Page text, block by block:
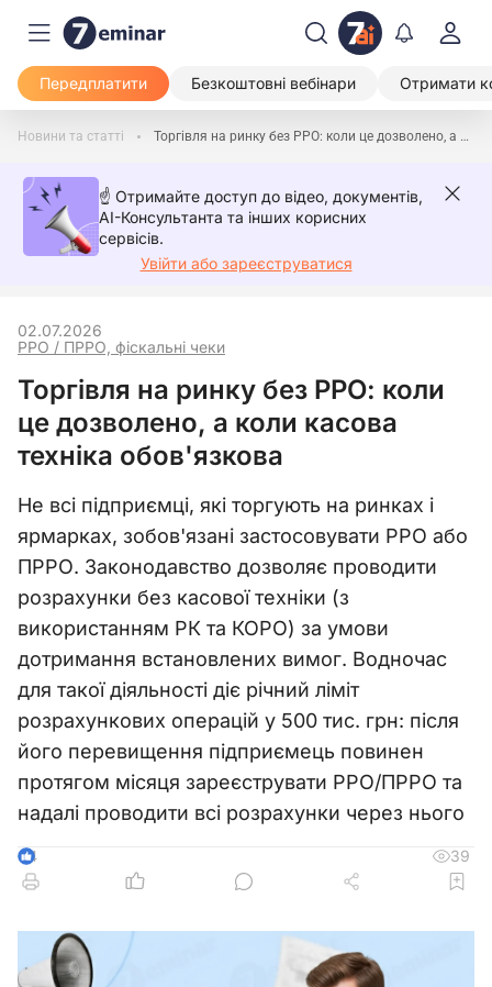
Передплатити Безкоштовні вебінари Отримати
Новини та статті Торгівля на ринку без РРО: коли це дозволено, а коли касова техніка обов'язкова
☝️ Отримайте доступ до відео, документів,
AI-Консультанта та інших корисних
сервісів.
Увійти або зареєструватися
РРО / ПРРО, фіскальні чеки
02.07.2026
Торгівля на ринку без РРО: коли
це дозволено, а коли касова
техніка обов'язкова
Не всі підприємці, які торгують на ринках і
ярмарках, зобов'язані застосовувати РРО або
ПРРО. Законодавство дозволяє проводити
розрахунки без касової техніки (з
використанням РК та КОРО) за умови
дотримання встановлених вимог. Водночас
для такої діяльності діє річний ліміт
розрахункових операцій у 500 тис. грн: після
його перевищення підприємець повинен
протягом місяця зареєструвати РРО/ПРРО та
надалі проводити всі розрахунки через нього
4 39